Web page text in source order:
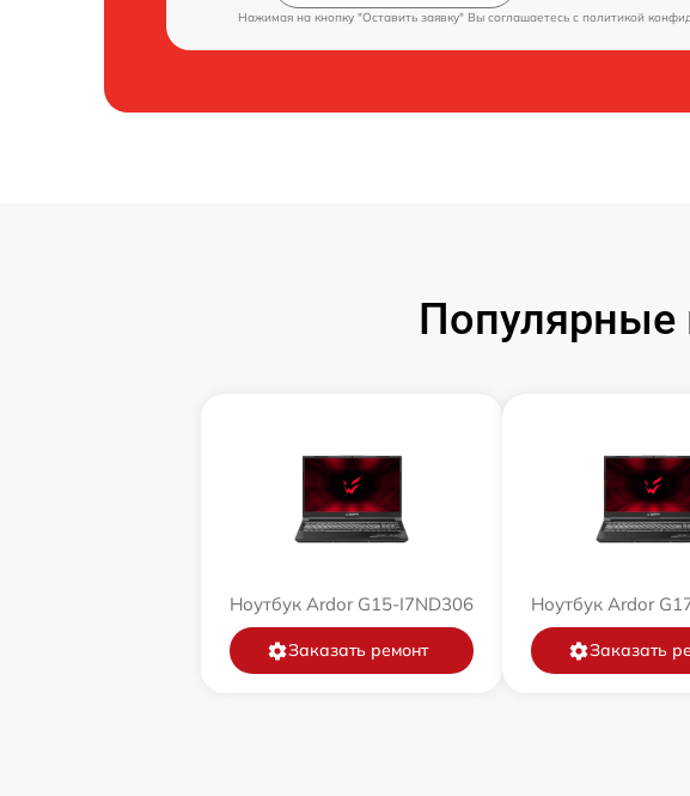
Нажимая на кнопку "Оставить заявку" Вы соглашаетесь c политикой
Популярные
Ноутбук Ardor G15-I7ND306
Заказать ремонт
Ноутбук Ardor
Заказать